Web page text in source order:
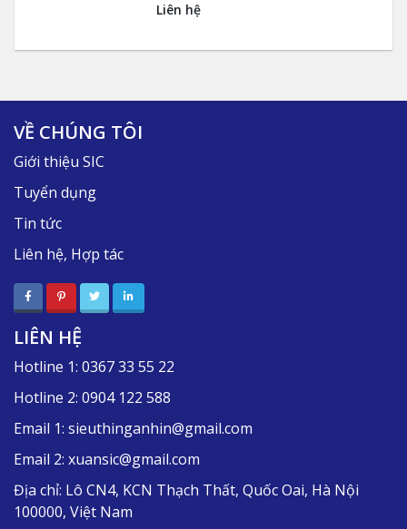
Liên hệ
VỀ CHÚNG TÔI
Giới thiệu SIC
Tuyển dụng
Tin tức
Liên hệ, Hợp tác
LIÊN HỆ
Hotline 1: 0367 33 55 22
Hotline 2: 0904 122 588
Email 1: sieuthinganhin@gmail.com
Email 2: xuansic@gmail.com
Địa chỉ: Lô CN4, KCN Thạch Thất, Quốc Oai, Hà Nội
100000, Việt Nam